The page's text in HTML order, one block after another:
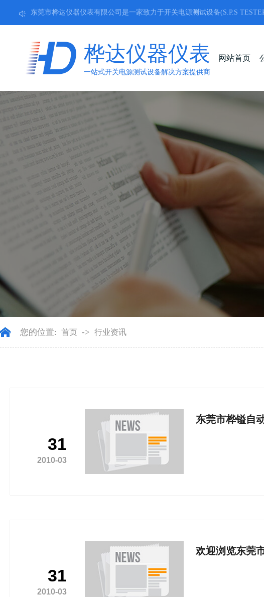
 东莞市桦达仪器仪表有限公司是一家致力于开关电源测试设备(S.P.S
桦达仪器仪表
一站式开关电源测试设备解决方案提供商
网站首页
您的位置: 首页 -> 行业资讯
31
2010-03
东莞市桦镒自
31
2010-03
欢迎浏览东莞